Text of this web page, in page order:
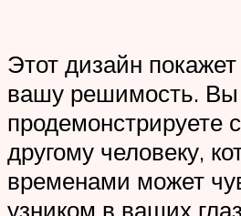
Этот дизайн
вашу решимость. Вы
продемонстрируете
другому человеку,
временами может
узником в ваших